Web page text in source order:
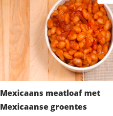
Mexicaans meatloaf met
Mexicaanse groentes